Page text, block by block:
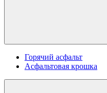
Горячий асфальт
Асфальтовая крошка